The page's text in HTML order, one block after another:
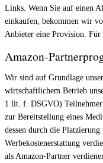
Links. Wenn Sie auf einen
einkaufen, bekommen wir
Anbieter eine Provision. Für
Amazon-
Wir sind auf Grundlage
wirtschaftlichem Betrieb
1 lit. f. DSGVO) Teilnehmer
zur Bereitstellung eines
dessen durch die
Werbekostenerstattung
als Amazon-Partner